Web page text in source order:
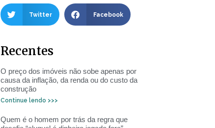
Twitter Facebook
Recentes
O preço dos imóveis não sobe apenas por
causa da inflação, da renda ou do custo da
construção
Continue lendo >>>
Quem é o homem por trás da regra que